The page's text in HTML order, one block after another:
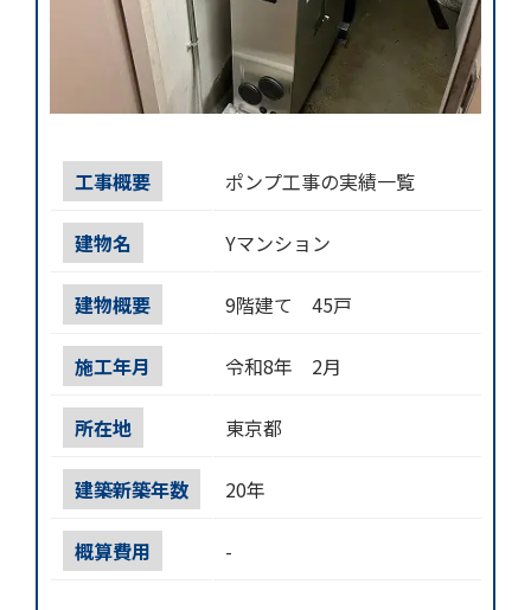
工事概要 ポンプ工事の実績一覧
建物名 Yマンション
建物概要 9階建て 45戸
施工年月 令和8年 2月
所在地 東京都
建築新築年数 20年
概算費用 -